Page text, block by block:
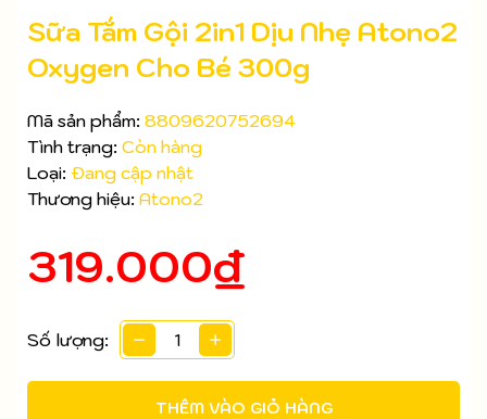
Sữa Tắm Gội 2in1 Dịu Nhẹ Atono2
Oxygen Cho Bé 300g
Mã sản phẩm: 8809620752694
Tình trạng: Còn hàng
Loại: Đang cập nhật
Thương hiệu: Atono2
319.000₫
Số lượng:
THÊM VÀO GIỎ HÀNG